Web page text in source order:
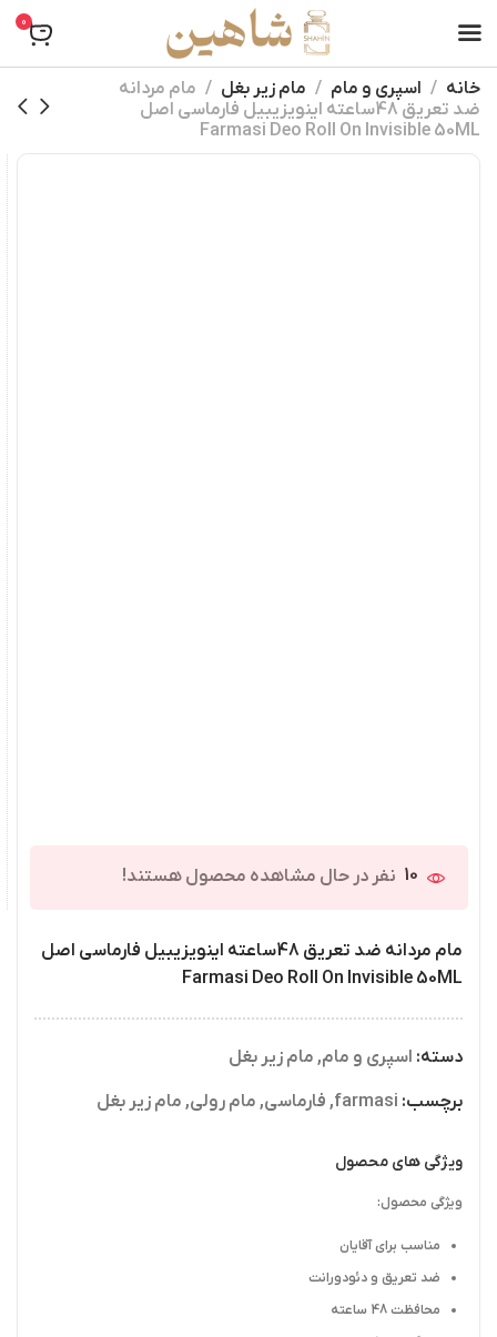
0
خانه اسپری و مام مام زیر بغل
مام مردانه
ضد تعریق 48ساعته اینویزیبیل فارماسی اصل
Farmasi Deo Roll On Invisible 50ML
10 نفر در حال مشاهده محصول هستند!
مام مردانه ضد تعریق 48ساعته اینویزیبیل فارماسی اصل
Farmasi Deo Roll On Invisible 50ML
دسته: اسپری و مام, مام زیر بغل
برچسب: farmasi
, فارماسی, مام رولی, مام زیر بغل
ویژگی های محصول
ویژگی محصول:
مناسب برای آقایان
ضد تعریق و دئودورانت
محافظت 48 ساعته